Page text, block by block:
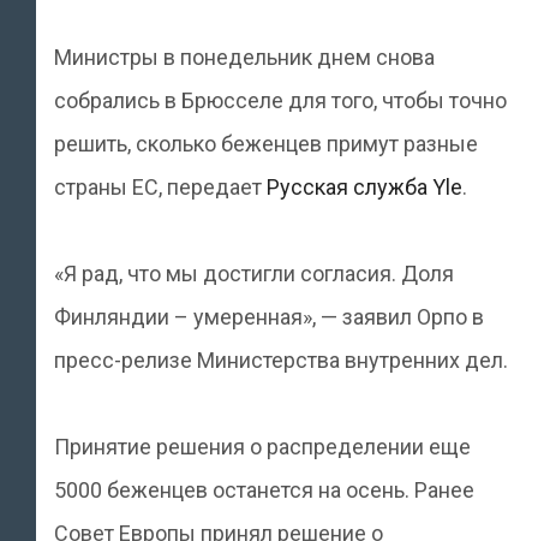
Министры в понедельник днем снова
собрались в Брюсселе для того, чтобы точно
решить, сколько беженцев примут разные
страны ЕС, передает Русская служба Yle.
«Я рад, что мы достигли согласия. Доля
Финляндии – умеренная», — заявил Орпо в
пресс-релизе Министерства внутренних дел.
Принятие решения о распределении еще
5000 беженцев останется на осень. Ранее
Совет Европы принял решение о